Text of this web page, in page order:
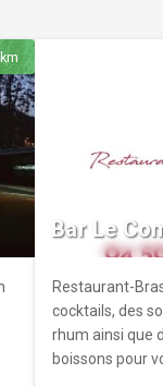
100 ans la
centaines
son histoire.
Résistance
Bar Le
Restaurant-
cocktails, des
rhum ainsi que
boissons pour